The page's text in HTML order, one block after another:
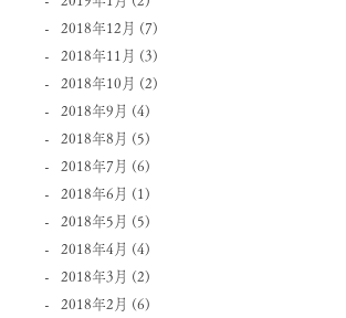
2018年12月 (7)
2018年11月 (3)
2018年10月 (2)
2018年9月 (4)
2018年8月 (5)
2018年7月 (6)
2018年6月 (1)
2018年5月 (5)
2018年4月 (4)
2018年3月 (2)
2018年2月 (6)